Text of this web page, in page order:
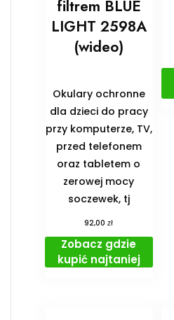
filtrem BLUE
LIGHT 2598A
(wideo)
Okulary ochronne
dla dzieci do pracy
przy komputerze, TV,
przed telefonem
oraz tabletem o
zerowej mocy
soczewek, tj
92,00zł
Zobacz gdzie
kupić najtaniej